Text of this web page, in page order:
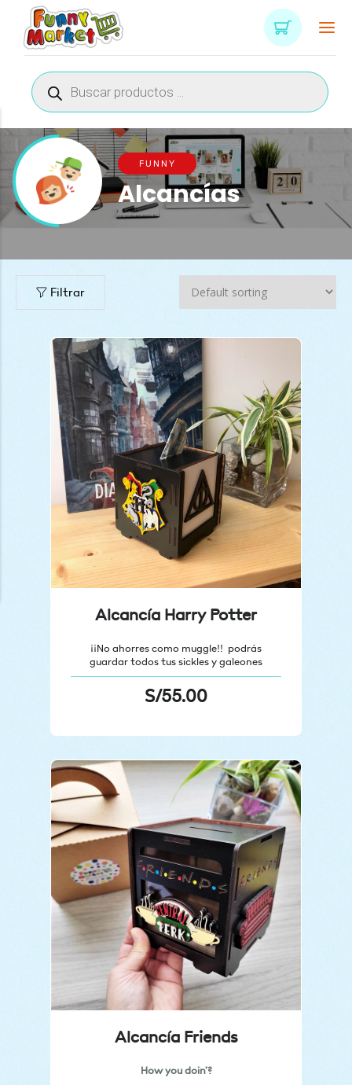
Búsqueda
de
productos
FUNNY
Alcancías
Filtrar
Alcancía Harry Potter
¡¡No ahorres como muggle!! podrás
guardar todos tus sickles y galeones
S/55.00
Alcancía Friends
How you doin’?